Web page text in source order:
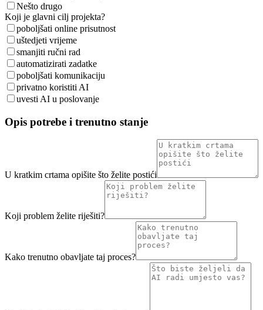
Nešto drugo
Koji je glavni cilj projekta?
poboljšati online prisutnost
uštedjeti vrijeme
smanjiti ručni rad
automatizirati zadatke
poboljšati komunikaciju
privatno koristiti AI
uvesti AI u poslovanje
Opis potrebe i trenutno stanje
U kratkim crtama opišite što želite postići
Koji problem želite riješiti?
Kako trenutno obavljate taj proces?